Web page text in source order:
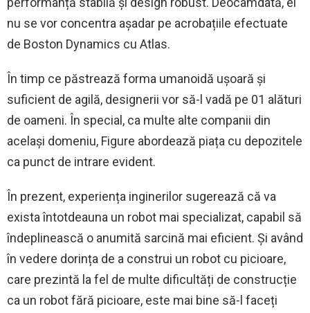
nu se vor concentra așadar pe acrobațiile efectuate
de Boston Dynamics cu Atlas.
În timp ce păstrează forma umanoidă ușoară și
suficient de agilă, designerii vor să-l vadă pe 01 alături
de oameni. În special, ca multe alte companii din
același domeniu, Figure abordează piața cu depozitele
ca punct de intrare evident.
În prezent, experiența inginerilor sugerează că va
exista întotdeauna un robot mai specializat, capabil să
îndeplinească o anumită sarcină mai eficient. Și având
în vedere dorința de a construi un robot cu picioare,
care prezintă la fel de multe dificultăți de construcție
ca un robot fără picioare, este mai bine să-l faceți